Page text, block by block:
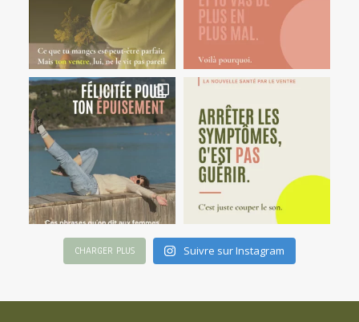
CHARGER PLUS Suivre sur Instagram